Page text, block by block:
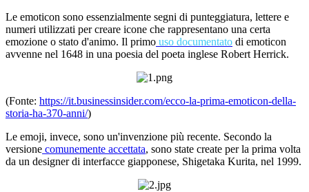
Le emoticon sono essenzialmente segni di punteggiatura, lettere e
numeri utilizzati per creare icone che rappresentano una certa
emozione o stato d'animo. Il primo uso documentato di emoticon
avvenne nel 1648 in una poesia del poeta inglese Robert Herrick.
(Fonte: https://it.businessinsider.com/ecco-la-prima-emoticon-della-
storia-ha-370-anni/)
Le emoji, invece, sono un'invenzione più recente. Secondo la
versione comunemente accettata, sono state create per la prima volta
da un designer di interfacce giapponese, Shigetaka Kurita, nel 1999.